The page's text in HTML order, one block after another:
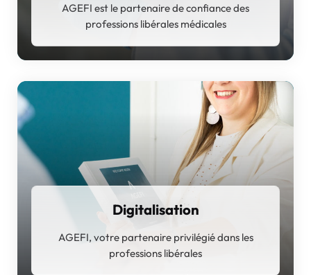
AGEFI est le partenaire de confiance des
professions libérales médicales
Digitalisation
AGEFI, votre partenaire privilégié dans les
professions libérales